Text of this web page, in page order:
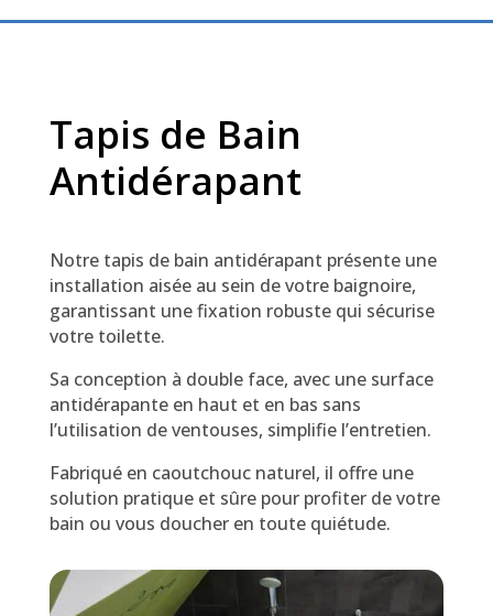
Tapis de Bain
Antidérapant
Notre tapis de bain antidérapant présente une
installation aisée au sein de votre baignoire,
garantissant une fixation robuste qui sécurise
votre toilette.
Sa conception à double face, avec une surface
antidérapante en haut et en bas sans
l’utilisation de ventouses, simplifie l’entretien.
Fabriqué en caoutchouc naturel, il offre une
solution pratique et sûre pour profiter de votre
bain ou vous doucher en toute quiétude.